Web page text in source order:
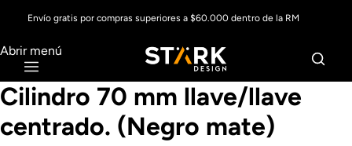
Envío gratis por compras superiores a $60.000 dentro de la RM
Abrir menú
Cilindro 70 mm llave/llave
centrado. (Negro mate)